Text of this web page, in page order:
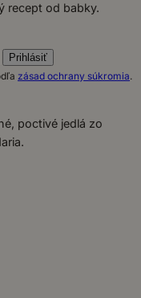
recept od babky.
Prihlásiť
zásad ochrany súkromia.
poctivé jedlá zo